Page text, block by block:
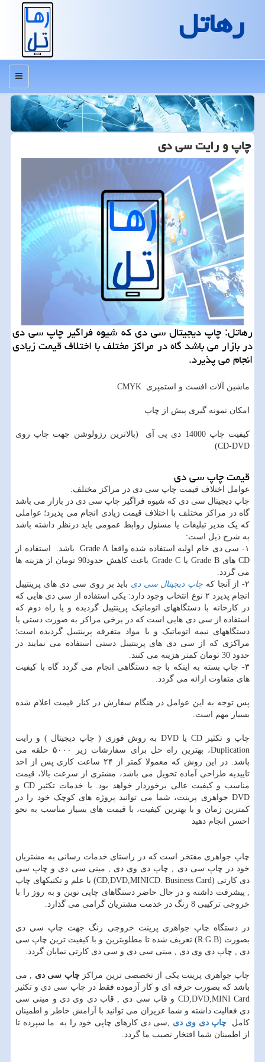
رهاتل
منو
چاپ و رایت سی دی
رهاتل: چاپ دیجیتال سی دی كه شیوه فراگیر چاپ سی دی
در بازار می باشد گاه در مراكز مختلف با اختلاف قیمت زیادی
انجام می پذیرد.
ماشین آلات افست و استمپری CMYK
امکان نمونه گیری پیش از چاپ
کیفیت چاپ 14000 دی پی آی (بالاترین رزولوشن جهت چاپ روی
CD-DVD)
قیمت چاپ سی دی
عوامل اختلاف قیمت چاپ سی دی در مراکز مختلف:
چاپ دیجیتال سی دی که شیوه فراگیر چاپ سی دی در بازار می باشد
گاه در مراکز مختلف با اختلاف قیمت زیادی انجام می پذیرد؛ عواملی
که یک مدیر تبلیغات یا مسئول روابط عمومی باید درنظر داشته باشد
به شرح ذیل است:
١- سی دی خام اولیه استفاده شده واقعا Grade A باشد. استفاده از
CD های Grade B یا Grade C باعث کاهش حدود90 تومان از هزینه ها
می گردد.
٢- از آنجا که
چاپ دیجیتال سی دی باید بر روی سی دی های پرینتیبل
انجام پذیرد ٢ نوع انتخاب وجود دارد: یکی استفاده از سی دی هایی که
در کارخانه با دستگاههای اتوماتیک پرینتیبل گردیده و یا راه دوم که
استفاده از سی دی هایی است که در برخی مراکز به صورت دستی با
دستگاههای نیمه اتوماتیک و با مواد متفرقه پرینتیبل گردیده است؛
مراکزی که از سی دی های پرینتیبل دستی استفاده می نمایند در
حدود 30 تومان کمتر هزینه می کنند.
٣- چاپ بسته به اینکه با چه دستگاهی انجام می گردد گاه با کیفیت
های متفاوت ارائه می گردد.
پس توجه به این عوامل در هنگام سفارش در کنار قیمت اعلام شده
بسیار مهم است.
چاپ و تکثیر CD یا DVD به روش فوری ( چاپ دیجیتال ) و رایت
Duplication، بهترین راه حل برای سفارشات زیر ۵۰۰۰ حلقه می
باشد. در این روش که معمولا کمتر از ۲۴ ساعت کاری پس از اخذ
تاییدیه طراحی آماده تحویل می باشد، مشتری از سرعت بالا، قیمت
مناسب و کیفیت عالی برخوردار خواهد بود. با خدمات تکثیر CD و
DVD جواهری پرینت، شما می توانید پروژه های کوچک خود را در
کمترین زمان و با بهترین کیفیت، با قیمت های بسیار مناسب به نحو
احسن انجام دهید
چاپ جواهری مفتخر است که در راستای خدمات رسانی به مشتریان
خود در چاپ سی دی , چاپ دی وی دی , مینی سی دی و چاپ سی
دی کارتی (CD,DVD,MINICD. Business Card) با علم و تکنیکهای چاپ
, پیشرفت داشته و در حال حاضر دستگاهای چاپی نوین و به روز را با
خروجی ترکیبی 8 رنگ در خدمت مشتریان گرامی می گذارد.
در دستگاه چاپ جواهری پرینت خروجی رنگ جهت چاپ سی دی
بصورت (R.G.B) تعریف شده تا مطلوبترین و با کیفیت ترین چاپ سی
دی , چاپ دی وی دی , مینی سی دی و سی دی کارتی نمایان گردد.
چاپ جواهری پرینت یکی از تخصصی ترین مراکزچاپ سی دی , می
باشد که بصورت حرفه ای و کار آزموده فقط در چاپ سی دی و تکثیر
CD,DVD,MINI Card و قاب سی دی , قاب دی وی دی و مینی سی
دی فعالیت داشته و شما عزیزان می توانید با آرامش خاطر و اطمینان
کامل چاپ دی وی دی ,سی دی کارهای چاپی خود را به ما سپرده تا
از اطمینان شما افتخار نصیب ما گردد.